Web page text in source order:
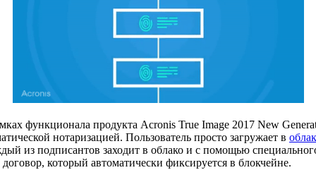
функционала продукта Acronis True Image 2017 New
нотаризацией. Пользователь просто загружает в
из подписантов заходит в облако и с помощью
который автоматически фиксируется в блокчейне.